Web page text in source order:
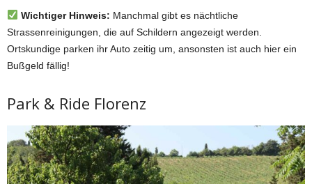
Wichtiger Hinweis: Manchmal gibt es nächtliche
Strassenreinigungen, die auf Schildern angezeigt werden.
Ortskundige parken ihr Auto zeitig um, ansonsten ist auch hier ein
Bußgeld fällig!
Park & Ride Florenz